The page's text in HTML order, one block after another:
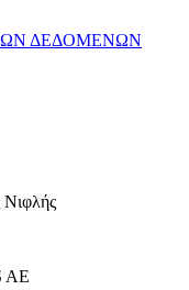
ΔΕΔΟΜΕΝΩΝ
AE